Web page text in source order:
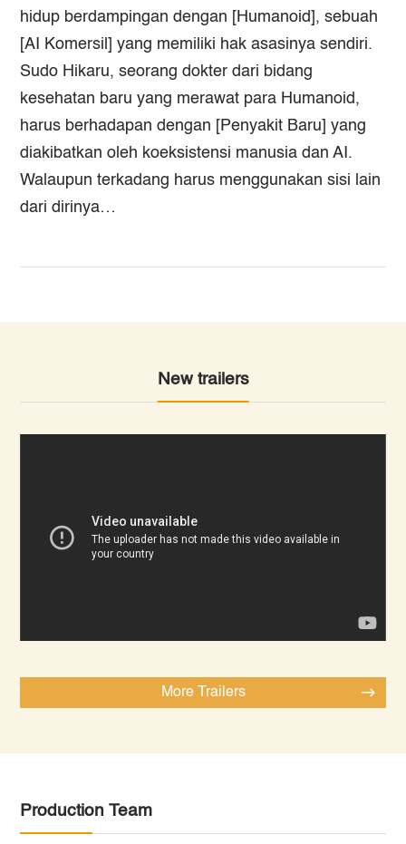
hidup berdampingan dengan [Humanoid], sebuah
[AI Komersil] yang memiliki hak asasinya sendiri.
Sudo Hikaru, seorang dokter dari bidang
kesehatan baru yang merawat para Humanoid,
harus berhadapan dengan [Penyakit Baru] yang
diakibatkan oleh koeksistensi manusia dan AI.
Walaupun terkadang harus menggunakan sisi lain
dari dirinya…
New trailers
More Trailers
Production Team